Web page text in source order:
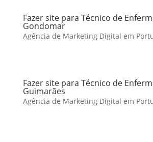
Fazer site para Técnico de
Gondomar
Agência de Marketing Digital em
Fazer site para Técnico de
Guimarães
Agência de Marketing Digital em